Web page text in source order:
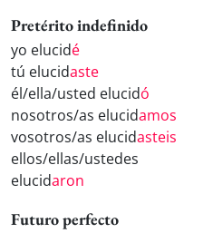
Pretérito indefinido
yo elucidé
tú elucidaste
él/ella/usted elucidó
nosotros/as elucidamos
vosotros/as elucidasteis
ellos/ellas/ustedes
elucidaron
Futuro perfecto